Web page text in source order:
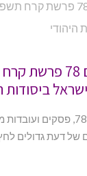
גליון דעת
ביסודות
עלון דעת גדולים מס' 78,
של דעת גדולים